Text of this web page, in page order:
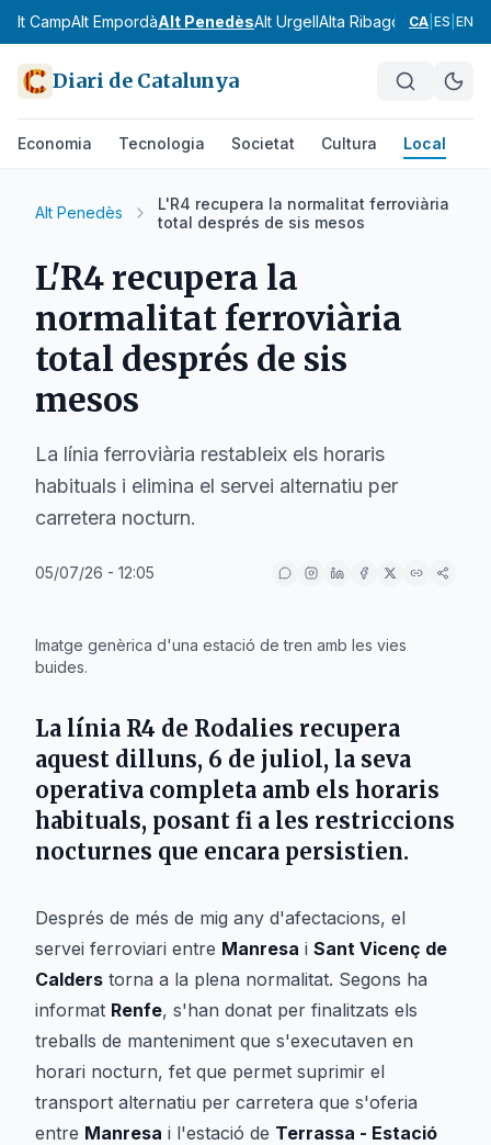
Alt CampAlt EmpordàAlt PenedèsAlt UrgellAlta RibagorçaAnoia
CA ES EN
Diari de Catalunya
Economia Tecnologia Societat Cultura Local
Alt Penedès
L'R4 recupera la normalitat ferroviària
total després de sis mesos
L'R4 recupera la
normalitat ferroviària
total després de sis
mesos
La línia ferroviària restableix els horaris
habituals i elimina el servei alternatiu per
carretera nocturn.
05/07/26 - 12:05
Imatge genèrica d'una estació de tren amb les vies
buides.
La línia R4 de Rodalies recupera
aquest dilluns, 6 de juliol, la seva
operativa completa amb els horaris
habituals, posant fi a les restriccions
nocturnes que encara persistien.
Després de més de mig any d'afectacions, el
servei ferroviari entre Manresa i Sant Vicenç de
Calders torna a la plena normalitat. Segons ha
informat Renfe, s'han donat per finalitzats els
treballs de manteniment que s'executaven en
horari nocturn, fet que permet suprimir el
transport alternatiu per carretera que s'oferia
entre Manresa i l'estació de Terrassa - Estació